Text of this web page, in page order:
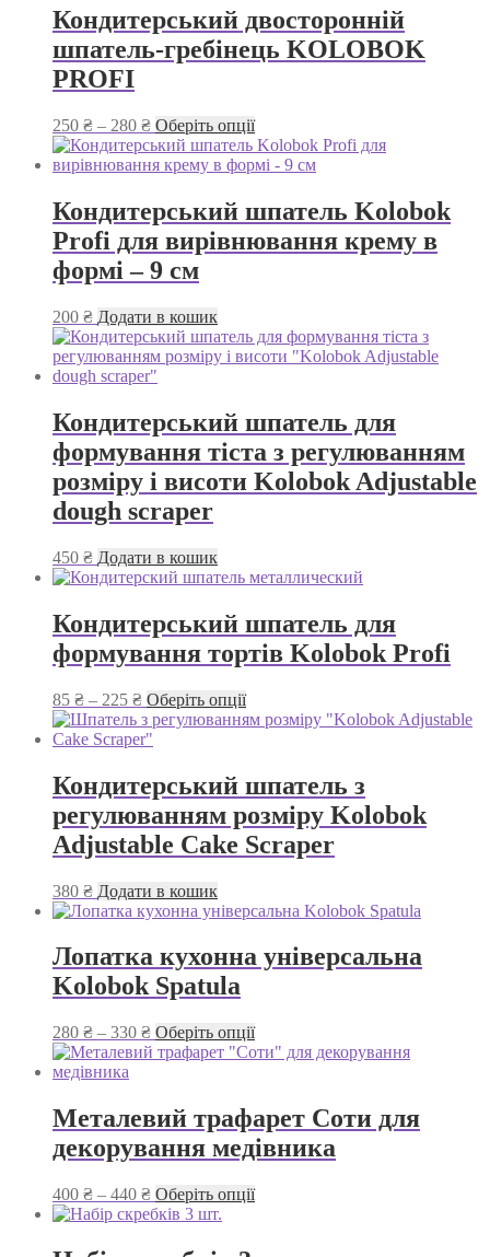
кілька
варіантів.
Параметри
сторінці
товару
Кондитерський двосторонній
шпатель-гребінець KOLOBOK
PROFI
250 ₴ – 280 ₴Діапазон
цін:
від
280 ₴
Оберіть опціїЦей
товар
має
Параметри
можна
Кондитерський шпатель Kolobok
Profi для вирівнювання крему в
формі – 9 см
200 ₴ Додати в кошик
Кондитерський шпатель для
формування тіста з регулюванням
розміру і висоти Kolobok Adjustable
dough scraper
450 ₴ Додати в кошик
Кондитерський шпатель для
формування тортів Kolobok Profi
85 ₴ – 225 ₴Діапазон
цін:
від
225 ₴
Оберіть опціїЦей
товар
Параметри
можна
вибрати
на
Кондитерський шпатель з
регулюванням розміру Kolobok
Adjustable Cake Scraper
380 ₴ Додати в кошик
Лопатка кухонна універсальна
Kolobok Spatula
280 ₴ – 330 ₴Діапазон
цін:
330 ₴
Оберіть опціїЦей
товар
варіантів.
Параметри
можна
на
сторінці
Металевий трафарет Соти для
декорування медівника
400 ₴ – 440 ₴Діапазон
цін:
400 ₴
Оберіть опціїЦей